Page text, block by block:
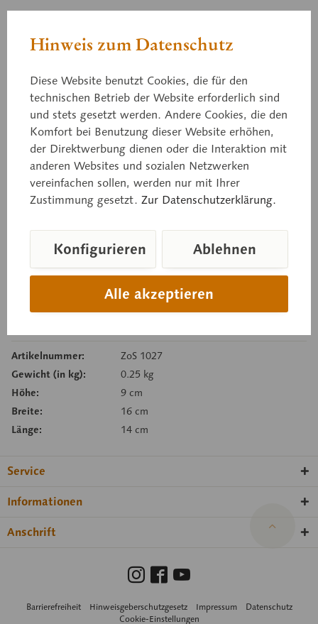
ZoS 1027
Mauereidechse, Männchen
Podarcis muralis. In natürlicher Größe, aus SOMSO-
Plast®. Nach Studiendirektor Christian Groß. Mit
aufgedruckter Beschreibung auf grünen Sockel,
unter einer transparenten Staubschutzhaube.
Preis auf Anfrage
Lieferzeit auf Anfrage
In den Anfragekorb
Artikelnummer:
ZoS 1027
Gewicht (in kg):
0.25 kg
Höhe:
9 cm
Breite:
16 cm
Länge:
14 cm
Service
Informationen
Anschrift
Barrierefreiheit Hinweisgeberschutzgesetz Impressum
Datenschutz
Cookie-Einstellungen
Hinweis zum Datenschutz
Diese Website benutzt Cookies, die für den
technischen Betrieb der Website erforderlich sind
und stets gesetzt werden. Andere Cookies, die den
Komfort bei Benutzung dieser Website erhöhen,
der Direktwerbung dienen oder die Interaktion mit
anderen Websites und sozialen Netzwerken
vereinfachen sollen, werden nur mit Ihrer
Zustimmung gesetzt. Zur Datenschutzerklärung.
Alle akzeptieren
Konfigurieren Ablehnen